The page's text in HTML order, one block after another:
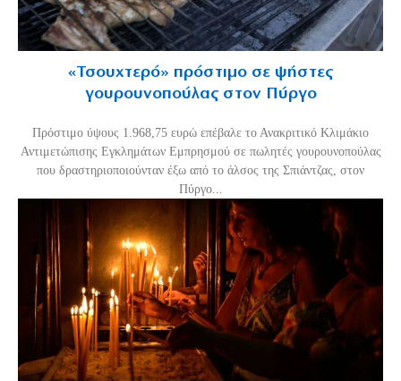
«Τσουχτερό» πρόστιμο σε ψήστες
γουρουνοπούλας στον Πύργο
Πρόστιμο ύψους 1.968,75 ευρώ επέβαλε το Ανακριτικό Κλιμάκιο
Αντιμετώπισης Εγκλημάτων Εμπρησμού σε πωλητές γουρουνοπούλας
που δραστηριοποιούνταν έξω από το άλσος της Σπιάντζας, στον
Πύργο...